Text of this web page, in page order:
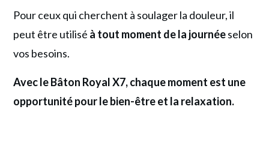
Pour ceux qui cherchent à soulager la douleur, il
peut être utilisé à tout moment de la journéeselon
vos besoins.
Avec le Bâton Royal X7, chaque moment est une
opportunité pour le bien-être et la relaxation.